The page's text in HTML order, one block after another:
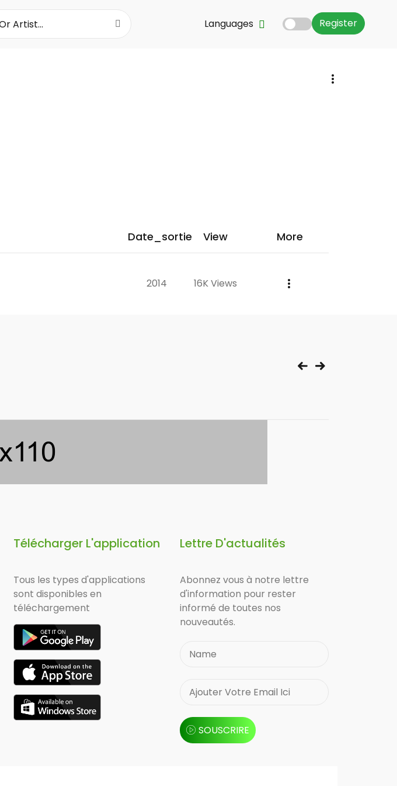
Register
Languages
Date_sortie View More
2014 16K Views
Télécharger L'application
Tous les types d'applications
sont disponibles en
téléchargement
Lettre D'actualités
Abonnez vous à notre lettre
d'information pour rester
informé de toutes nos
nouveautés.
SOUSCRIRE